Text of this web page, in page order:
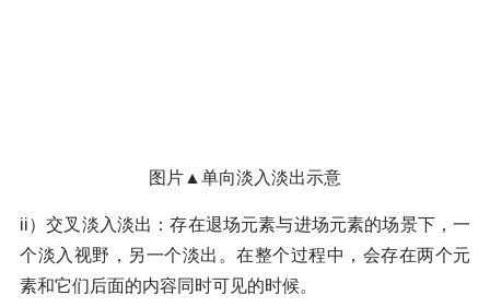
图片▲单向淡入淡出示意
ii）交叉淡入淡出：存在退场元素与进场元素的场景下，一
个淡入视野，另一个淡出。在整个过程中，会存在两个元
素和它们后面的内容同时可见的时候。